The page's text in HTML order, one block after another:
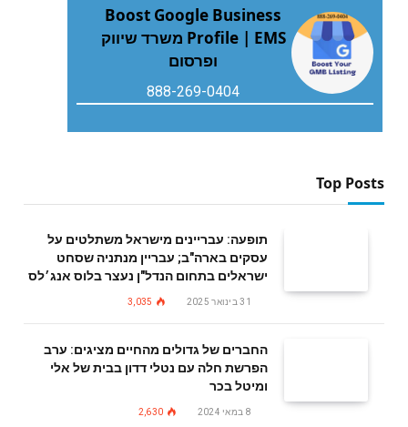
Boost Google Business
Profile | EMS משרד שיווק
ופרסום
888-269-0404
Top Posts
תופעה: עבריינים מישראל משתלטים על
עסקים בארה"ב; עבריין מנתניה שסחט
ישראלים בתחום הנדל"ן נעצר בלוס אנג׳לס
31 בינואר 2025 3,035
החברים של גדולים מהחיים מציגים: ערב
הפרשת חלה עם נטלי דדון בבית של אלי
ומיטל בכר
8 במאי 2024 2,630